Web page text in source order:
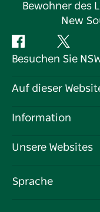
Bewohner des
New
Facebook Twitter
Besuchen Sie
Kontaktieren Sie uns
Cookie-Hinweis
Auf dieser
Reiseziele
Veranstaltungen
Information
Reiseinformationen
Unternehmen in
Unsere Websites
Sprache